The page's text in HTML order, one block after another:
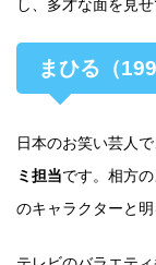
し、多才な面を見せ
まひる（
日本のお笑い芸人で
ミ担当です。相方
のキャラクターと